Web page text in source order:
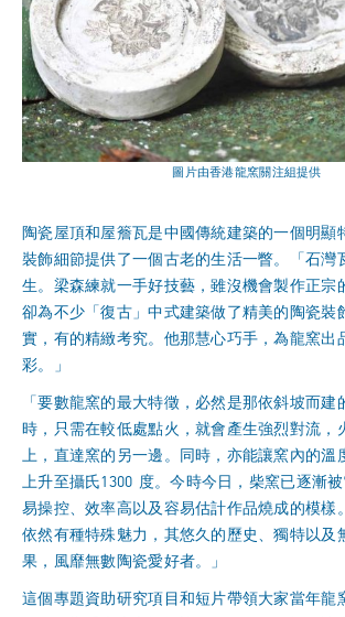
圖片由香港龍窯關注組提供
陶瓷屋頂和屋簷瓦是中國傳統建築的一個明顯
裝飾細節提供了一個古老的生活一瞥。「石灣
生。梁森練就一手好技藝，雖沒機會製作正宗
卻為不少「復古」中式建築做了精美的陶瓷裝
實，有的精緻考究。他那慧心巧手，為龍窯出
彩。」
「要數龍窯的最大特徵，必然是那依斜坡而建
時，只需在較低處點火，就會產生強烈對流，
上，直達窯的另一邊。同時，亦能讓窯內的溫
上升至攝氏1300 度。今時今日，柴窯已逐漸
易操控、效率高以及容易估計作品燒成的模樣
依然有種特殊魅力，其悠久的歷史、獨特以及
果，風靡無數陶瓷愛好者。」
這個專題資助研究項目和短片帶領大家當年龍